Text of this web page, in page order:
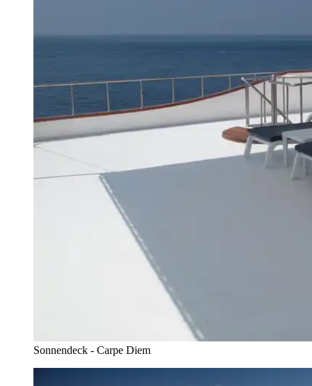
Sonnendeck - Carpe Diem